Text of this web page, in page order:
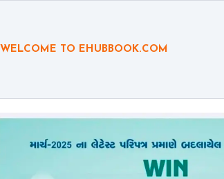
WELCOME TO EHUBBOOK.COM